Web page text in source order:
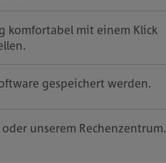
komfortabel mit einem Klick
gespeichert werden.
unserem Rechenzentrum.